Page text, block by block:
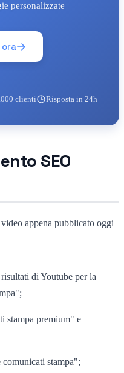
personalizzate
clienti Risposta in 24h
SEO
appena pubblicato oggi
di Youtube per la
stampa premium" e
stampa";